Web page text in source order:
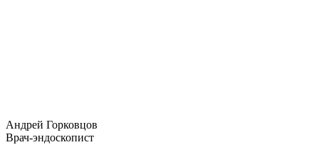
Андрей Горковцов
Врач-эндоскопист